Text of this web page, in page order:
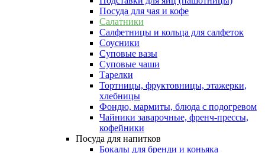
Посуда для чая и кофе
Салатники
Салфетницы и кольца для салфеток
Соусники
Суповые вазы
Суповые чаши
Тарелки
Тортницы, фруктовницы, этажерки,
хлебницы
Фондю, мармиты, блюда с подогревом
Чайники заварочные, френч-прессы,
кофейники
Посуда для напитков
Бокалы для бренди и коньяка